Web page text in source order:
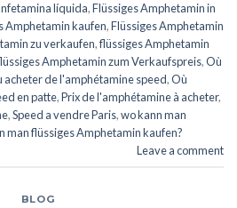
líquida,Flüssiges Amphetamin in
Amphetamin kaufen,Flüssiges Amphetamin
zu verkaufen,flüssiges Amphetamin
Amphetamin zum Verkaufspreis,Où
acheter de l'amphétamine speed,Où
en patte,Prix de l'amphétamine à acheter,
,Speed a vendre Paris,wo kann man
man flüssiges Amphetamin kaufen?
Leave a comment
BLOG